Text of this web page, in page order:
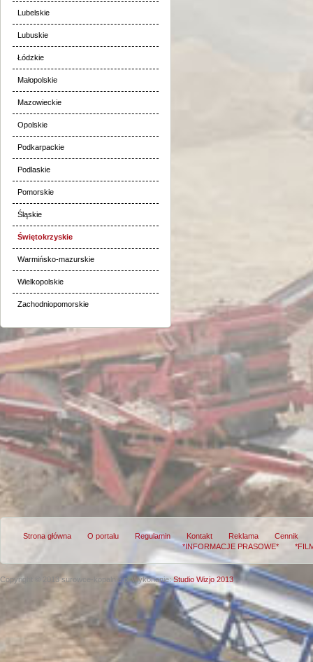
Lubelskie
Lubuskie
Łódzkie
Małopolskie
Mazowieckie
Opolskie
Podkarpackie
Podlaskie
Pomorskie
Śląskie
Świętokrzyskie
Warmińsko-mazurskie
Wielkopolskie
Zachodniopomorskie
Strona główna O portalu Regulamin Kontakt Reklama
Cennik
*INFORMACJE PRASOWE*
Copyright © 2013 surowce-kopalnie.plWykonanie:Studio Wizjo 2013